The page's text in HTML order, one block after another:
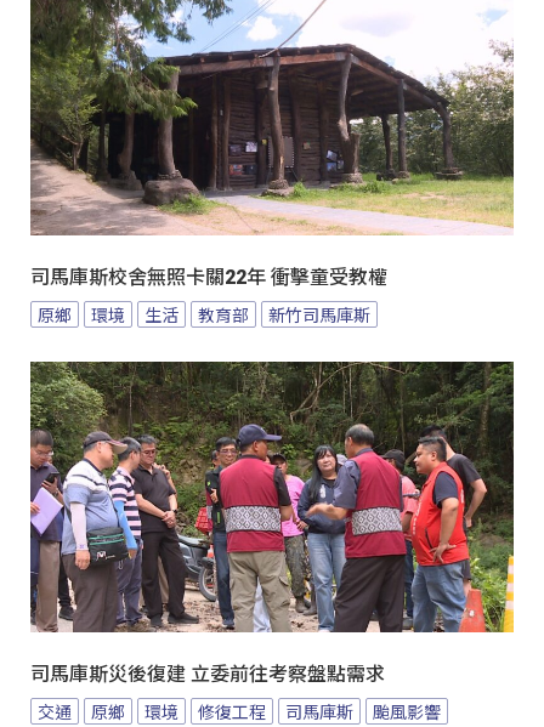
司馬庫斯校舍無照卡關22年 衝擊童受教權
原鄉 環境 生活 教育部 新竹司馬庫斯
司馬庫斯災後復建 立委前往考察盤點需求
交通 原鄉 環境 修復工程 司馬庫斯 颱風影響